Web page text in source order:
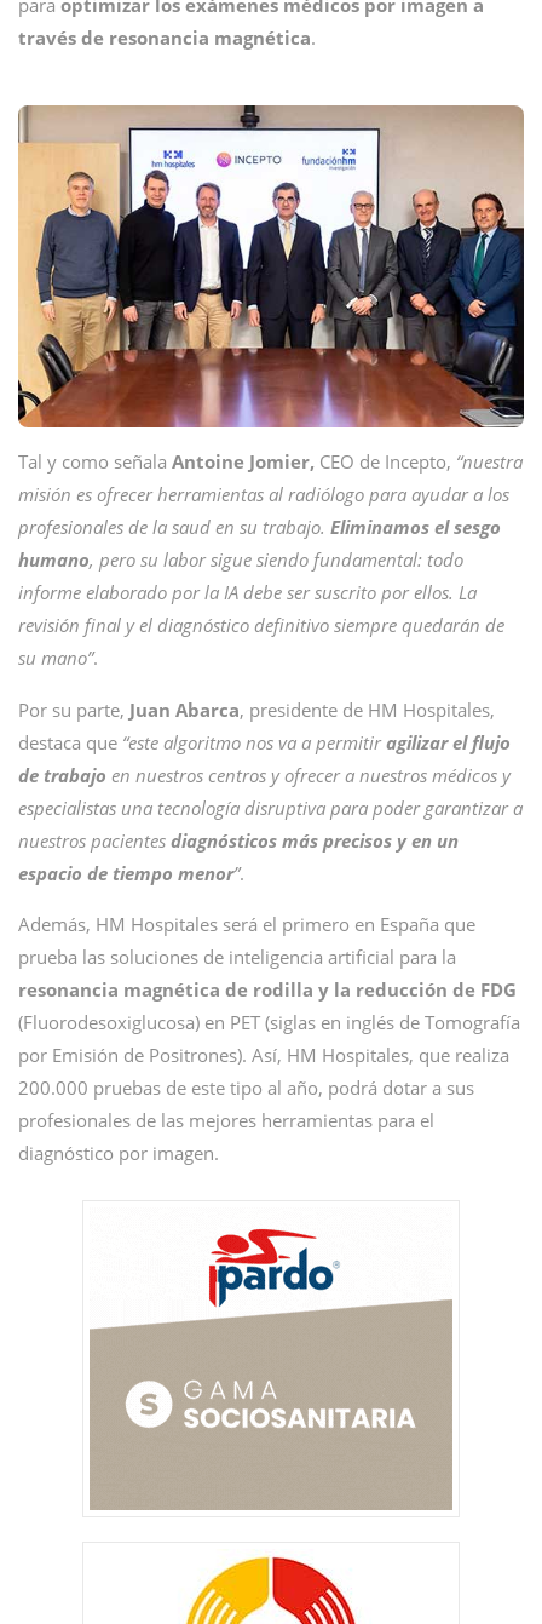
para optimizar los exámenes médicos por imagen a
través de resonancia magnética.
Tal y como señala Antoine Jomier, CEO de Incepto, “nuestra
misión es ofrecer herramientas al radiólogo para ayudar a los
profesionales de la saud en su trabajo. Eliminamos el sesgo
humano, pero su labor sigue siendo fundamental: todo
informe elaborado por la IA debe ser suscrito por ellos. La
revisión final y el diagnóstico definitivo siempre quedarán de
su mano”.
Por su parte, Juan Abarca, presidente de HM Hospitales,
destaca que “este algoritmo nos va a permitiragilizar el flujo
de trabajo en nuestros centros y ofrecer a nuestros médicos y
especialistas una tecnología disruptiva para poder garantizar a
nuestros pacientes diagnósticos más precisos y en un
espacio de tiempo menor”.
Además, HM Hospitales será el primero en España que
prueba las soluciones de inteligencia artificial para la
resonancia magnética de rodilla y la reducción de FDG
(Fluorodesoxiglucosa) en PET (siglas en inglés de Tomografía
por Emisión de Positrones). Así, HM Hospitales, que realiza
200.000 pruebas de este tipo al año, podrá dotar a sus
profesionales de las mejores herramientas para el
diagnóstico por imagen.